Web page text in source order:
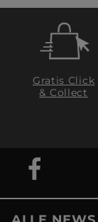
Gratis Click
& Collect